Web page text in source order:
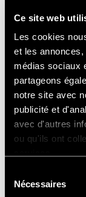
Ce site web
Les cookies
et les
médias sociaux
partageons
notre site avec
publicité et
avec d'autres
ou qu'ils ont
Nécessaires